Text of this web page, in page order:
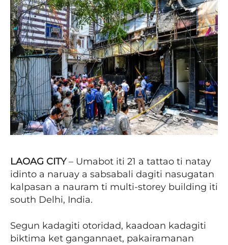
LAOAG CITY– Umabot iti 21 a tattao ti natay
idinto a naruay a sabsabali dagiti nasugatan
kalpasan a nauram ti multi-storey building iti
south Delhi, India.
Segun kadagiti otoridad, kaadoan kadagiti
biktima ket gangannaet, pakairamanan